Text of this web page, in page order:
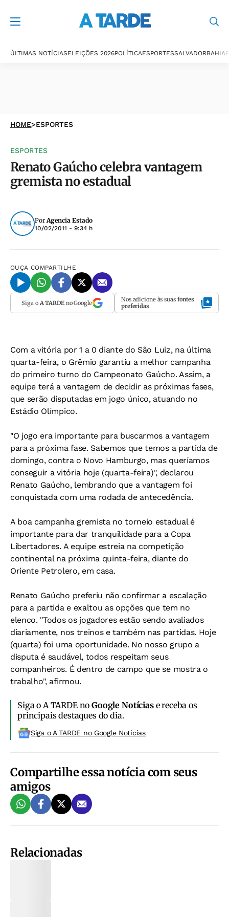
ÚLTIMAS NOTÍCIASELEIÇÕES 2026POLÍTICAESPORTESSALVADORBAHIA
HOME>ESPORTES
ESPORTES
Renato Gaúcho celebra vantagem
gremista no estadual
PorAgencia Estado
10/02/2011 - 9:34 h
OUÇA COMPARTILHE
Siga o A TARDEno Google Nos adicione às suas fontes
preferidas
Com a vitória por 1 a 0 diante do São Luiz, na última
quarta-feira, o Grêmio garantiu a melhor campanha
do primeiro turno do Campeonato Gaúcho. Assim, a
equipe terá a vantagem de decidir as próximas fases,
que serão disputadas em jogo único, atuando no
Estádio Olímpico.
"O jogo era importante para buscarmos a vantagem
para a próxima fase. Sabemos que temos a partida de
domingo, contra o Novo Hamburgo, mas queríamos
conseguir a vitória hoje (quarta-feira)", declarou
Renato Gaúcho, lembrando que a vantagem foi
conquistada com uma rodada de antecedência.
A boa campanha gremista no torneio estadual é
importante para dar tranquilidade para a Copa
Libertadores. A equipe estreia na competição
continental na próxima quinta-feira, diante do
Oriente Petrolero, em casa.
Renato Gaúcho preferiu não confirmar a escalação
para a partida e exaltou as opções que tem no
elenco. "Todos os jogadores estão sendo avaliados
diariamente, nos treinos e também nas partidas. Hoje
(quarta) foi uma oportunidade. No nosso grupo a
disputa é saudável, todos respeitam seus
companheiros. É dentro de campo que se mostra o
trabalho", afirmou.
Siga o A TARDE noGoogle Notíciase receba os
principais destaques do dia.
Siga o A TARDE no Google Noticias
Compartilhe essa notícia com seus
amigos
Relacionadas